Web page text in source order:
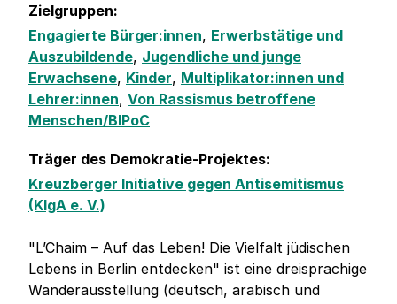
Zielgruppen:
Engagierte Bürger:innen, Erwerbstätige und
Auszubildende, Jugendliche und junge
Erwachsene, Kinder, Multiplikator:innen und
Lehrer:innen, Von Rassismus betroffene
Menschen/BIPoC
Träger des Demokratie-Projektes:
Kreuzberger Initiative gegen Antisemitismus
(KIgA e. V.)
"L’Chaim – Auf das Leben! Die Vielfalt jüdischen
Lebens in Berlin entdecken" ist eine dreisprachige
Wanderausstellung (deutsch, arabisch und